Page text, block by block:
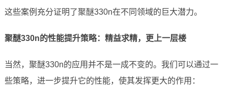
这些案例充分证明了聚醚330n在不同领域的巨大潜力。
聚醚330n的性能提升策略：精益求精，更上一层楼
当然，聚醚330n的应用并不是一成不变的。我们可以通过一
些策略，进一步提升它的性能，使其发挥更大的作用：